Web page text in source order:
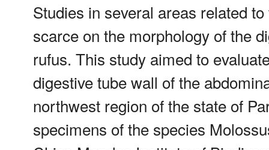
Studies in several areas related
scarce on the morphology of the
rufus. This study aimed to
digestive tube wall of the
northwest region of the state of
specimens of the species